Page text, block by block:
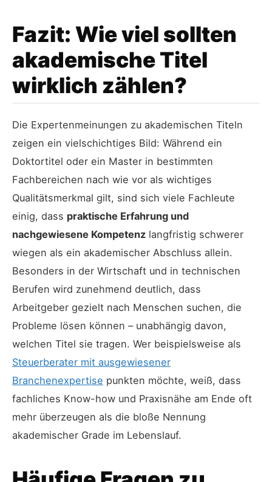
Fazit: Wie viel sollten
akademische Titel
wirklich zählen?
Die Expertenmeinungen zu akademischen Titeln
zeigen ein vielschichtiges Bild: Während ein
Doktortitel oder ein Master in bestimmten
Fachbereichen nach wie vor als wichtiges
Qualitätsmerkmal gilt, sind sich viele Fachleute
einig, dass praktische Erfahrung und
nachgewiesene Kompetenz langfristig schwerer
wiegen als ein akademischer Abschluss allein.
Besonders in der Wirtschaft und in technischen
Berufen wird zunehmend deutlich, dass
Arbeitgeber gezielt nach Menschen suchen, die
Probleme lösen können – unabhängig davon,
welchen Titel sie tragen. Wer beispielsweise als
Steuerberater mit ausgewiesener
Branchenexpertise punkten möchte, weiß, dass
fachliches Know-how und Praxisnähe am Ende oft
mehr überzeugen als die bloße Nennung
akademischer Grade im Lebenslauf.